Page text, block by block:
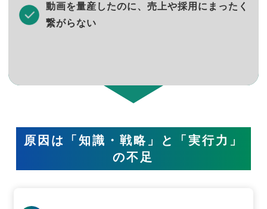
動画を量産したのに、売上や採用にまったく
繋がらない
原因は「知識・戦略」と「実行力」
の不足